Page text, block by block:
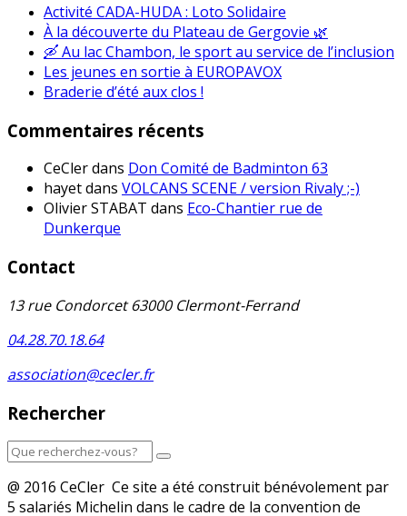
Activité CADA-HUDA : Loto Solidaire
À la découverte du Plateau de Gergovie 🌿
🛶 Au lac Chambon, le sport au service de l’inclusion
Les jeunes en sortie à EUROPAVOX
Braderie d’été aux clos !
Commentaires récents
CeClerdans Don Comité de Badminton 63
hayetdans VOLCANS SCENE / version Rivaly ;-)
Olivier STABAT dans Eco-Chantier rue de
Dunkerque
Contact
13 rue Condorcet 63000 Clermont-Ferrand
04.28.70.18.64
association@cecler.fr
Rechercher
@ 2016 CeCler Ce site a été construit bénévolement par
5 salariés Michelin dans le cadre de la convention de